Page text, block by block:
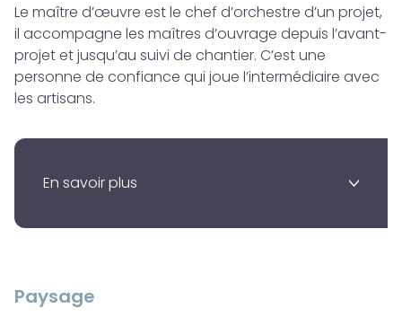
Le maître d’œuvre est le chef d’orchestre d’un projet,
il accompagne les maîtres d’ouvrage depuis l’avant-
projet et jusqu’au suivi de chantier. C’est une
personne de confiance qui joue l’intermédiaire avec
les artisans.
En savoir plus >
Paysage